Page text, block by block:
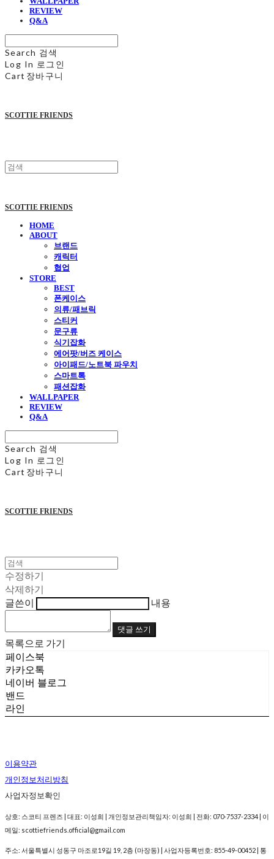
REVIEW
Q&A
Search 검색
Log In 로그인
Cart 장바구니
SCOTTIE FRIENDS
SCOTTIE FRIENDS
HOME
ABOUT
브랜드
캐릭터
협업
STORE
BEST
폰케이스
의류/패브릭
스티커
문구류
식기잡화
에어팟/버즈 케이스
아이패드/노트북 파우치
스마트톡
패션잡화
WALLPAPER
REVIEW
Q&A
Search 검색
Log In 로그인
Cart 장바구니
SCOTTIE FRIENDS
수정하기
삭제하기
글쓴이
내용
댓글 쓰기
목록으로 가기
페이스북
카카오톡
네이버 블로그
밴드
라인
이용약관
개인정보처리방침
사업자정보확인
상호: 스코티 프렌즈 | 대표: 이성희 | 개인정보관리책임자: 이성희 | 전화: 070-7537-2334 | 이
메일: scottiefriends.official@gmail.com
주소: 서울특별시 성동구 마조로19길 19, 2층 (마장동) | 사업자등록번호: 855-49-00452 | 통